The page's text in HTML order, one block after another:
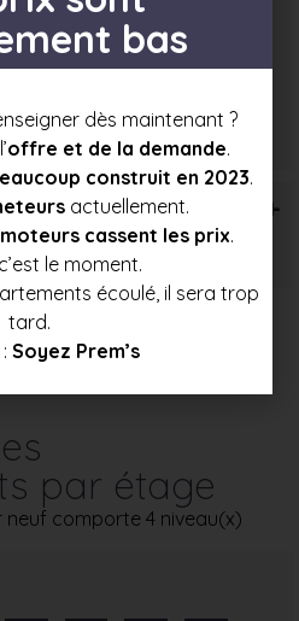
moyen
500 €
Prix max
439 000 €
T6+
par étage
comporte 4 niveau(x)
bas
dès maintenant ?
offre et de la demande.
construit en 2023.
actuellement.
cassent les prix.
le moment.
écoulé, il sera trop
tard.
Soyez Prem’s